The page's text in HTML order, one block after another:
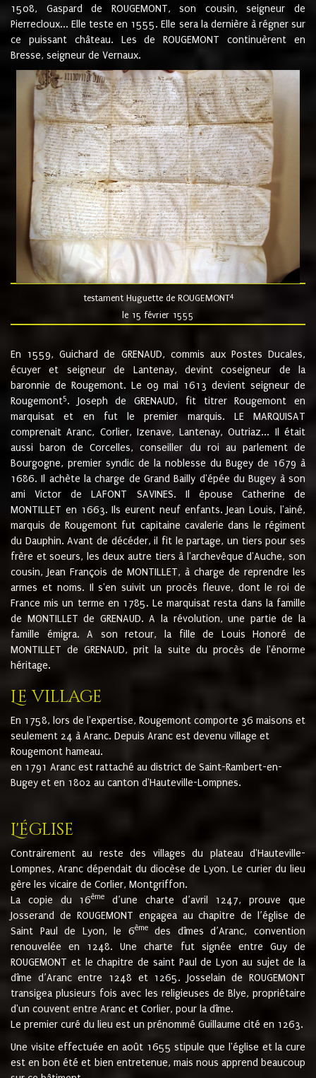
1508, Gaspard de ROUGEMONT, son cousin, seigneur de
Pierrecloux... Elle teste en 1555. Elle sera la dernière à régner sur
ce puissant château. Les de ROUGEMONT continuèrent en
Bresse, seigneur de Vernaux.
testament Huguette de ROUGEMONT4
le 15 février 1555
En 1559, Guichard de GRENAUD, commis aux Postes Ducales,
écuyer et seigneur de Lantenay, devint coseigneur de la
baronnie de Rougemont. Le 09 mai 1613 devient seigneur de
Rougemont5. Joseph de GRENAUD, fit titrer Rougemont en
marquisat et en fut le premier marquis. LE MARQUISAT
comprenait Aranc, Corlier, Izenave, Lantenay, Outriaz... Il était
aussi baron de Corcelles, conseiller du roi au parlement de
Bourgogne, premier syndic de la noblesse du Bugey de 1679 à
1686. Il achète la charge de Grand Bailly d'épée du Bugey à son
ami Victor de LAFONT SAVINES. Il épouse Catherine de
MONTILLET en 1663. Ils eurent neuf enfants. Jean Louis, l'ainé,
marquis de Rougemont fut capitaine cavalerie dans le régiment
du Dauphin. Avant de décéder, il fit le partage, un tiers pour ses
frère et soeurs, les deux autre tiers à l'archevêque d'Auche, son
cousin, Jean François de MONTILLET, à charge de reprendre les
armes et noms. Il s'en suivit un procès fleuve, dont le roi de
France mis un terme en 1785. Le marquisat resta dans la famille
de MONTILLET de GRENAUD. A la révolution, une partie de la
famille émigra. A son retour, la fille de Louis Honoré de
MONTILLET de GRENAUD, prit la suite du procès de l'énorme
héritage.
Le village
En 1758, lors de l'expertise, Rougemont comporte 36 maisons et
seulement 24 à Aranc. Depuis Aranc est devenu village et
Rougemont hameau.
en 1791 Aranc est rattaché au district de Saint-Rambert-en-
Bugey et en 1802 au canton d'Hauteville-Lompnes.
L'église
Contrairement au reste des villages du plateau d'Hauteville-
Lompnes, Aranc dépendait du diocèse de Lyon. Le curier du lieu
gère les vicaire de Corlier, Montgriffon.
La copie du 16ème
d’une charte d’avril 1247, prouve que
Josserand de ROUGEMONT engagea au chapitre de l’église de
Saint Paul de Lyon, le 6èmedes dîmes d’Aranc, convention
renouvelée en 1248. Une charte fut signée entre Guy de
ROUGEMONT et le chapitre de saint Paul de Lyon au sujet de la
dîme d’Aranc entre 1248 et 1265. Josselain de ROUGEMONT
transigea plusieurs fois avec les religieuses de Blye, propriétaire
d'un couvent entre Aranc et Corlier, pour la dîme.
Le premier curé du lieu est un prénommé Guillaume cité en 1263.
Une visite effectuée en août 1655 stipule que l'église et la cure
est en bon été et bien entretenue, mais nous apprend beaucoup